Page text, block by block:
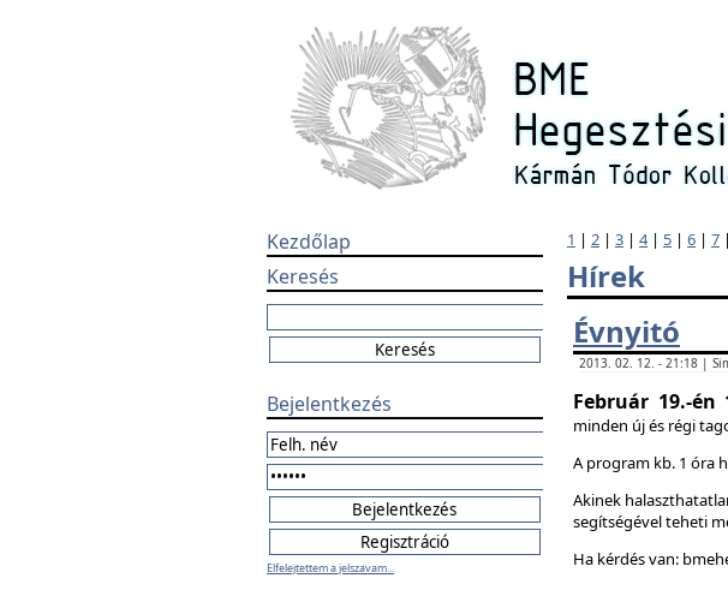
Kezdőlap
Keresés
Bejelentkezés
Elfelejtettem a jelszavam...
1 | 2 | 3 | 4| 5 | 6 | 7 |
Hírek
Évnyitó
2013. 02. 12. - 21:18 |
Február 19.-én
minden új és régi
A program kb. 1 óra
Akinek
segítségével teheti
Ha kérdés van: